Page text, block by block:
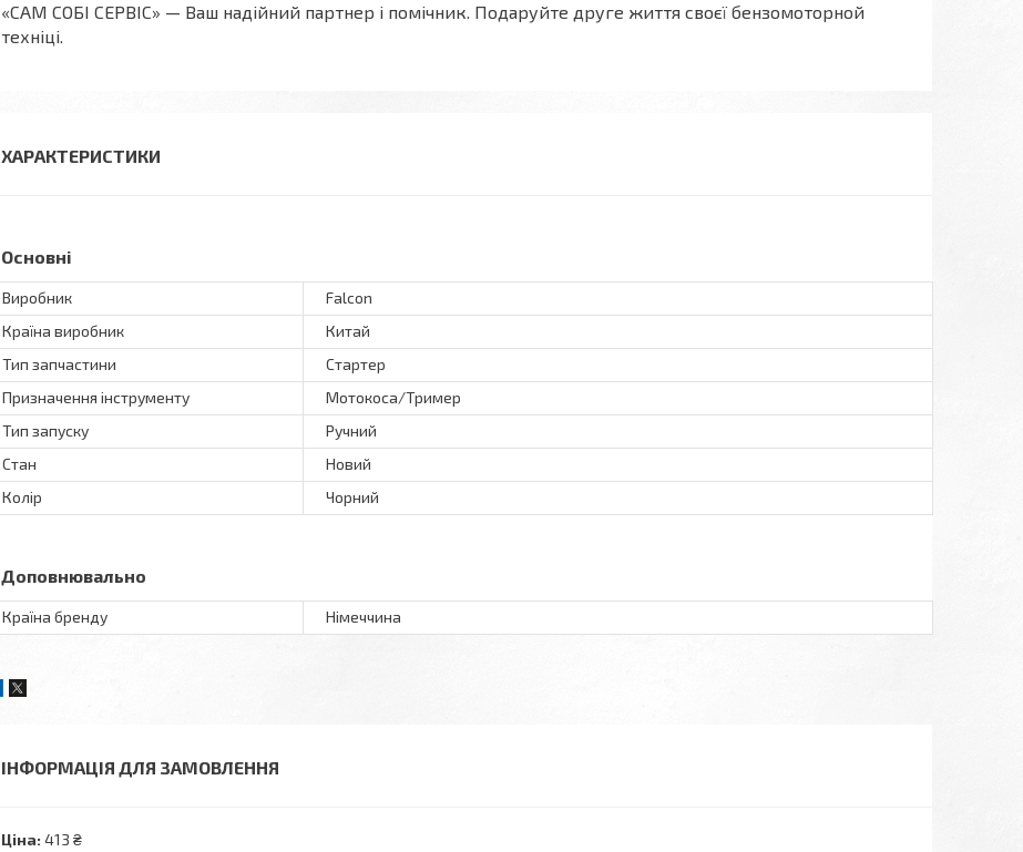
«САМ СОБІ СЕРВІС» — Ваш надійний партнер і помічник. Подаруйте друге життя своєї бензомоторной
техніці.
ХАРАКТЕРИСТИКИ
Основні
Виробник
Falcon
Країна виробник
Китай
Тип запчастини
Стартер
Призначення інструменту
Мотокоса/Тример
Тип запуску
Ручний
Стан
Новий
Колір
Чорний
Доповнювально
Країна бренду Німеччина
ІНФОРМАЦІЯ ДЛЯ ЗАМОВЛЕННЯ
Ціна: 413 ₴